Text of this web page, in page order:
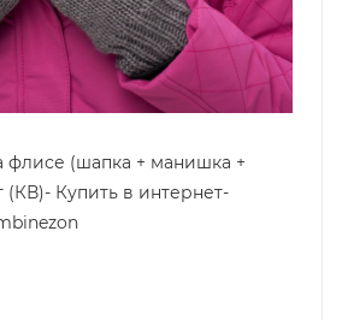
флисе (шапка + манишка +
Купить в интернет-